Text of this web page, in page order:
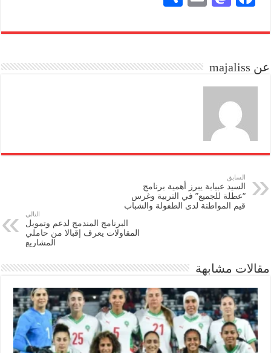
bo
to
n
ail
re
عن majaliss
السابق
السيد عبيابة يبرز أهمية برنامج
“عطلة للجميع” في التربية وغرس
قيم المواطنة لدى الطفولة والشباب
التالي
البرنامج المندمج لدعم وتمويل
المقاولات يعرف إقبالا من حاملي
المشاريع
مقالات مشابهة